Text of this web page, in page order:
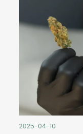
2025-04-10